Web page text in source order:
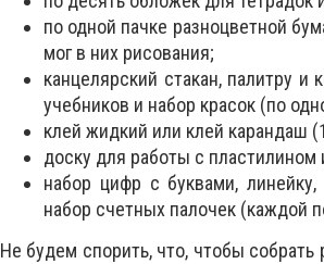
по одной пачке разноцветной
мог в них рисования;
канцелярский стакан, палитру
учебников и набор красок (по
клей жидкий или клей карандаш
доску для работы с пластилином
набор цифр с буквами,
набор счетных палочек (каждой
Не будем спорить, что, чтобы